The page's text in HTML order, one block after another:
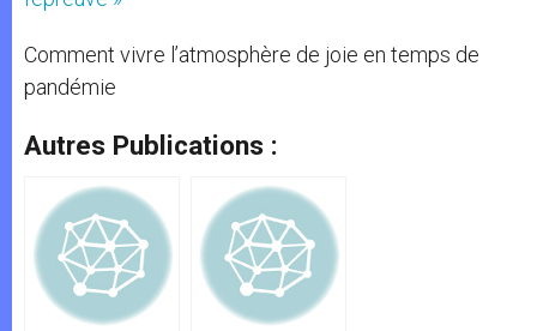
Comment vivre l’atmosphère de joie en temps de
pandémie
Autres Publications :